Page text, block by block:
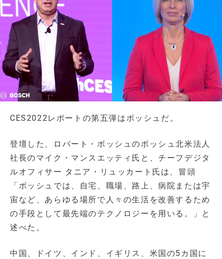
CES2022レポートの第五弾はボッシュだ。
登壇した、ロバート・ボッシュのボッシュ北米法人
社長のマイク・マンスエッティ氏と、チーフデジタ
ルオフィサー タニア・リュッカート氏は、冒頭
「ボッシュでは、自宅、職場、路上、病院または宇
宙など、あらゆる場所で人々の生活を改善するため
の手段として最先端のテクノロジーを用いる。」と
述べた。
中国、ドイツ、インド、イギリス、米国の5カ国に